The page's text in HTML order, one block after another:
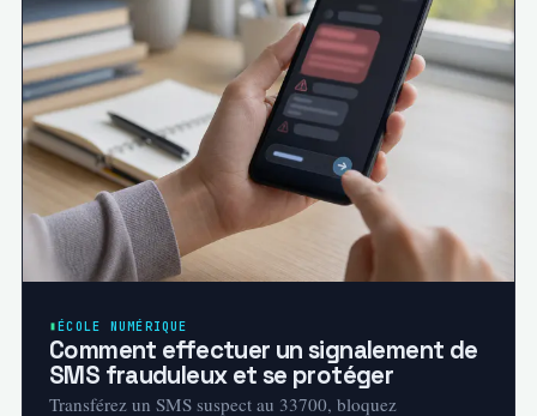
ÉCOLE NUMÉRIQUE
Comment effectuer un signalement de
SMS frauduleux et se protéger
Transférez un SMS suspect au 33700, bloquez